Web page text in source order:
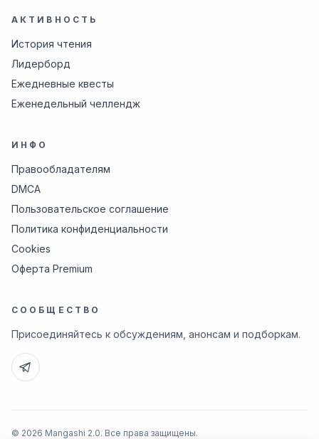
АКТИВНОСТЬ
История чтения
Лидерборд
Ежедневные квесты
Еженедельный челлендж
ИНФО
Правообладателям
DMCA
Пользовательское соглашение
Политика конфиденциальности
Cookies
Оферта Premium
СООБЩЕСТВО
Присоединяйтесь к обсуждениям, анонсам и подборкам.
© 2026 Mangashi 2.0. Все права защищены.